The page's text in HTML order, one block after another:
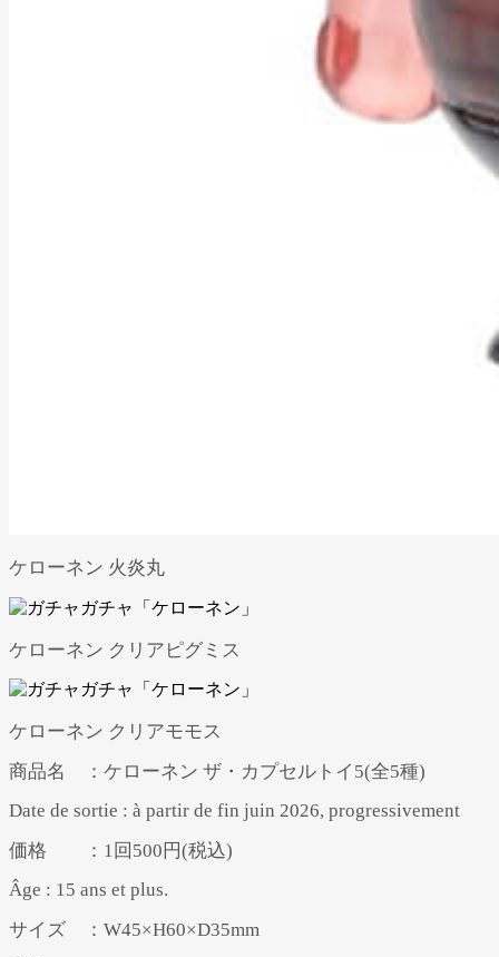
ケローネン 火炎丸
ケローネン クリアピグミス
ケローネン クリアモモス
商品名 ：ケローネン ザ・カプセルトイ5(全5種)
Date de sortie : à partir de fin juin 2026, progressivement
価格 ：1回500円(税込)
Âge : 15 ans et plus.
サイズ ：W45×H60×D35mm